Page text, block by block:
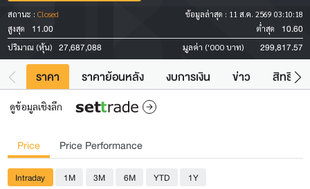
สถานะ : Closed ข้อมูลล่าสุด : 11 ส.ค. 2569 03:10:18
สูงสุด
11.00 ต่ำสุด 10.60
ปริมาณ (หุ้น) 27,687,088 มูลค่า ('000 บาท) 299,817.57
ราคา ราคาย้อนหลัง งบการเงิน ข่าว สิทธิปร
ดูข้อมูลเชิงลึก
Price Price Performance
Intraday 1M 3M 6M YTD
1Y